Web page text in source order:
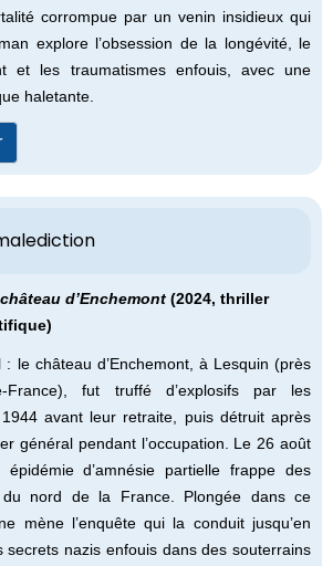
corrompue par un venin insidieux qui
explore l’obsession de la longévité, le
et les traumatismes enfouis, avec une
haletante.
d’Enchemont (2024, thriller
: le château d’Enchemont, à Lesquin (près
France), fut truffé d’explosifs par les
avant leur retraite, puis détruit après
général pendant l’occupation. Le 26 août
d’amnésie partielle frappe des
du nord de la France. Plongée dans ce
mène l’enquête qui la conduit jusqu’en
secrets nazis enfouis dans des souterrains